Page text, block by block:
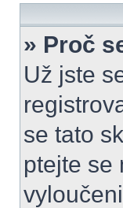
» Proč
Už jste
se tato
ptejte se